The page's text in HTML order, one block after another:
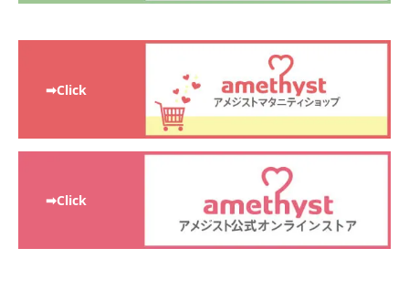
➡Click
➡Click